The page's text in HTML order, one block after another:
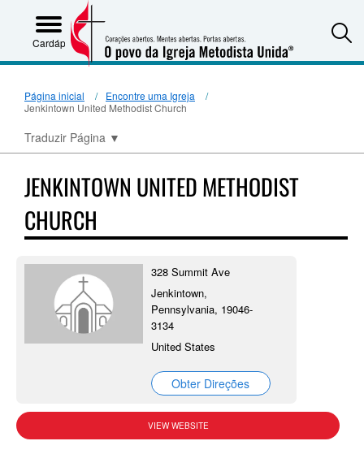
Cardápio
Página inicial
Encontre uma Igreja
Jenkintown United Methodist Church
Traduzir Página ▼
JENKINTOWN UNITED METHODIST
CHURCH
328 Summit Ave
Jenkintown,
Pennsylvania, 19046-
3134
United States
Obter Direções
VIEW WEBSITE